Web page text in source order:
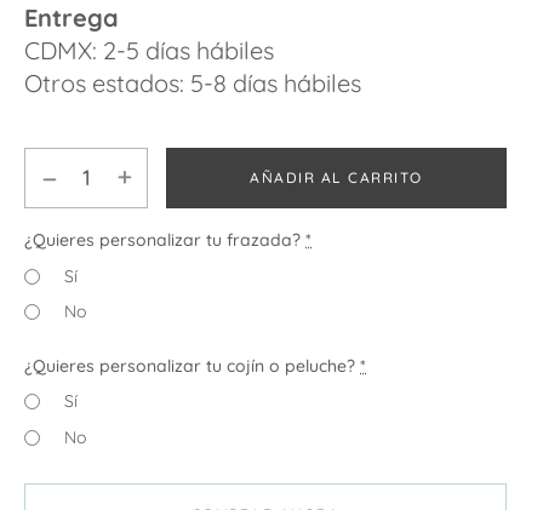
Entrega
CDMX: 2-5 días hábiles
Otros estados: 5-8 días hábiles
AÑADIR AL CARRITO
¿Quieres personalizar tu frazada? *
Sí
No
¿Quieres personalizar tu cojín o peluche? *
Sí
No